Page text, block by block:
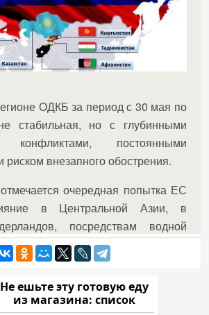
Не ешьте эту готовую еду
из магазина: список